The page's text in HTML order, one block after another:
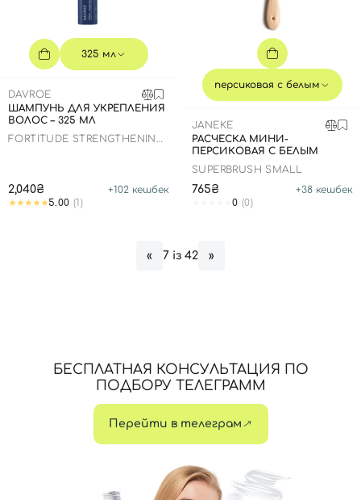
325 мл
DAVROE
ШАМПУНЬ ДЛЯ УКРЕПЛЕНИЯ
ВОЛОС – 325 МЛ
FORTITUDE STRENGTHENING
2,040₴ +102 кешбек
5.00 (1)
персиковая с белым
JANEKE
РАСЧЕСКА МИНИ-
ПЕРСИКОВАЯ С БЕЛЫМ
SUPERBRUSH SMALL
765₴ +38 кешбек
0 (0)
« 7 із 42 »
БЕСПЛАТНАЯ КОНСУЛЬТАЦИЯ ПО
ПОДБОРУ ТЕЛЕГРАММ
Перейти в телеграм
Отправляя форму для авторизации/регистрации, вы
принимаете условия Пользовательские соглашения
Далее
Войти с помощью e-mail